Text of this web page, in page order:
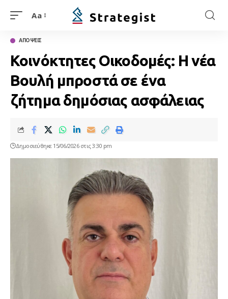
Aa
ΑΠΟΨΕΙΣ
Κοινόκτητες Οικοδομές: Η νέα
Βουλή μπροστά σε ένα
ζήτημα δημόσιας ασφάλειας
Δημοσιεύθηκε 15/06/2026 στις 3:30 pm